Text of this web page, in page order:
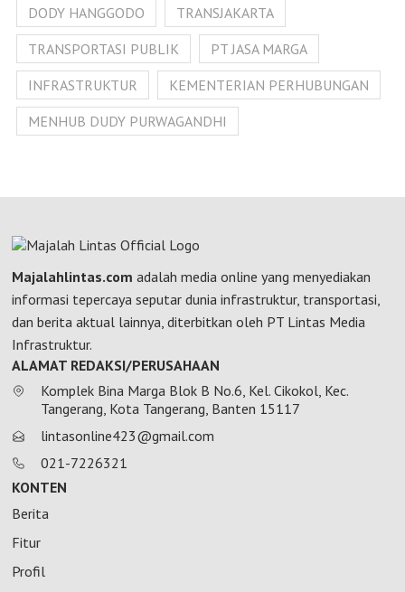
DODY HANGGODO
TRANSJAKARTA
TRANSPORTASI PUBLIK
PT JASA MARGA
INFRASTRUKTUR
KEMENTERIAN PERHUBUNGAN
MENHUB DUDY PURWAGANDHI
Majalahlintas.com adalah media online yang menyediakan
informasi tepercaya seputar dunia infrastruktur, transportasi,
dan berita aktual lainnya, diterbitkan oleh PT Lintas Media
Infrastruktur.
ALAMAT REDAKSI/PERUSAHAAN
Komplek Bina Marga Blok B No.6, Kel. Cikokol, Kec.
Tangerang, Kota Tangerang, Banten 15117
lintasonline423@gmail.com
021-7226321
KONTEN
Berita
Fitur
Profil